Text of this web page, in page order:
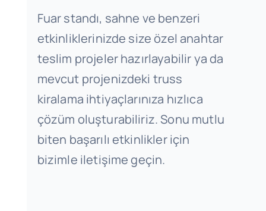
Fuar standı, sahne ve benzeri
etkinliklerinizde size özel anahtar
teslim projeler hazırlayabilir ya da
mevcut projenizdeki truss
kiralama ihtiyaçlarınıza hızlıca
çözüm oluşturabiliriz. Sonu mutlu
biten başarılı etkinlikler için
bizimle iletişime geçin.